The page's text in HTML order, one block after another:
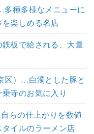
種多様なメニューに
楽しめる名店
板で給される、大量
区）…白濁とした豚と
寺のお気に入り
らの仕上がりを数値
イルのラーメン店